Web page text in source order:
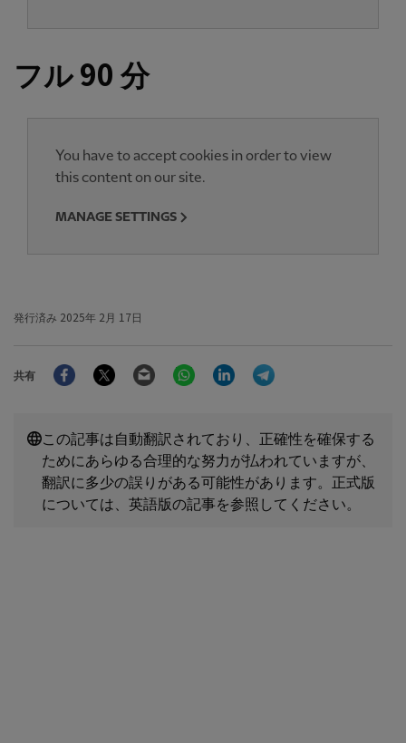
フル 90 分
You have to accept cookies in order to view
this content on our site.
MANAGE SETTINGS
発行済み 2025年 2月 17日
共有
FacebookTwitter Email WhatsAppLinkedIn
この記事は自動翻訳されており、正確性を確保する
ためにあらゆる合理的な努力が払われていますが、
翻訳に多少の誤りがある可能性があります。正式版
については、英語版の記事を参照してください。